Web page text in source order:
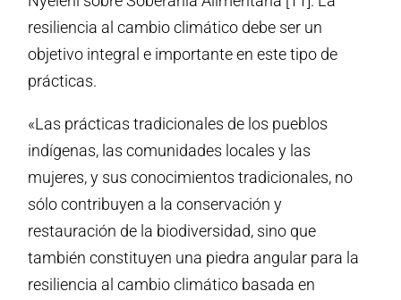
resiliencia al cambio climático debe ser un
objetivo integral e importante en este tipo de
prácticas.
«Las prácticas tradicionales de los pueblos
indígenas, las comunidades locales y las
mujeres, y sus conocimientos tradicionales, no
sólo contribuyen a la conservación y
restauración de la biodiversidad, sino que
también constituyen una piedra angular para la
resiliencia al cambio climático basada en